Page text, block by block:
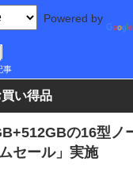
Powered by
事
ン/タブレット/スマートフ
い得品
の16型ノ
セール」実施